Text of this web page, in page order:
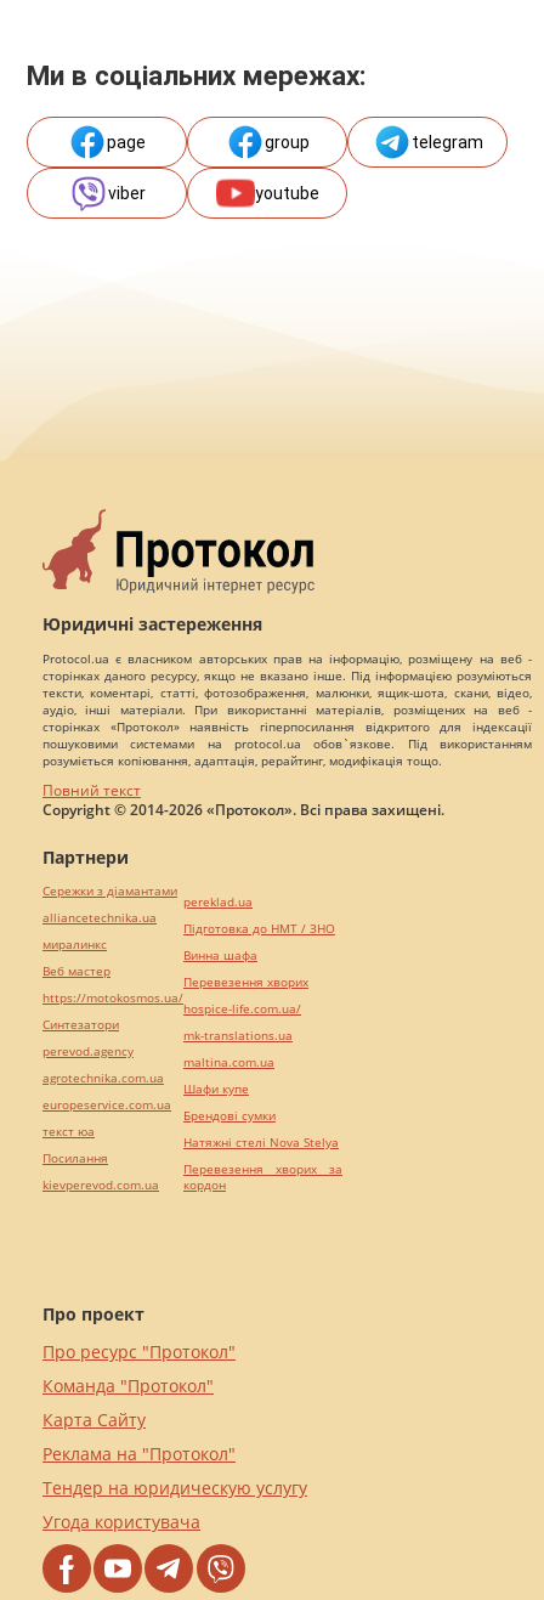
Ми в соціальних мережах:
page group telegram
viber youtube
Юридичні застереження
Protocol.ua є власником авторських прав на інформацію, розміщену на веб -
сторінках даного ресурсу, якщо не вказано інше. Під інформацією розуміються
тексти, коментарі, статті, фотозображення, малюнки, ящик-шота, скани, відео,
аудіо, інші матеріали. При використанні матеріалів, розміщених на веб -
сторінках «Протокол» наявність гіперпосилання відкритого для індексації
пошуковими системами на protocol.ua обов`язкове. Під використанням
розуміється копіювання, адаптація, рерайтинг, модифікація тощо.
Повний текст
Copyright © 2014-2026 «Протокол». Всі права захищені.
Про проект
Про ресурс "Протокол"
Команда "Протокол"
Карта Сайту
Реклама на "Протокол"
Тендер на юридическую услугу
Угода користувача
Партнери
Сережки з діамантами
alliancetechnika.ua
миралинкс
Веб мастер
https://motokosmos.ua/
Синтезатори
perevod.agency
agrotechnika.com.ua
europeservice.com.ua
текст юа
Посилання
kievperevod.com.ua
pereklad.ua
Підготовка до НМТ / ЗНО
Винна шафа
Перевезення хворих
hospice-life.com.ua/
mk-translations.ua
maltina.com.ua
Шафи купе
Брендові сумки
Натяжні стелі Nova Stelya
Перевезення хворих за
кордон